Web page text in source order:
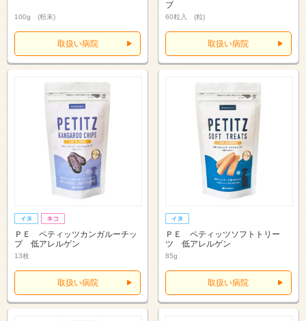
100g (粉末)
取扱い病院
ブ
60粒入 (粒)
取扱い病院
ＰＥ ペティッツカンガルーチッ
プ 低アレルゲン
13枚
取扱い病院
ＰＥ ペティッツソフトトリー
ツ 低アレルゲン
85g
取扱い病院